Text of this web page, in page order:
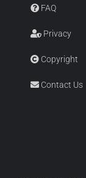
FAQ
Privacy
Copyright
Contact Us